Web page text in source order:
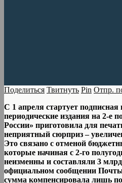
Поделиться Твитнуть Pin Отпр.
С 1 апреля стартует
периодические издания на 2-е
России» приготовила для
неприятный сюрприз –
Это связано с отменой
которые начиная с 2-го
неизменны и составляли 3
официальном сообщении Почты
сумма компенсировала лишь